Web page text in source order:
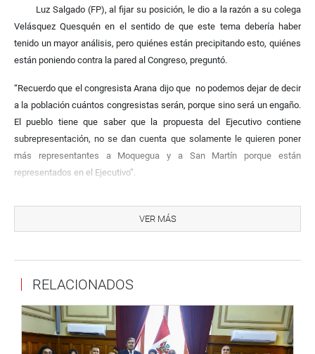
Luz Salgado (FP), al fijar su posición, le dio a la razón a su colega
Velásquez Quesquén en el sentido de que este tema debería haber
tenido un mayor análisis, pero quiénes están precipitando esto, quiénes
están poniendo contra la pared al Congreso, preguntó.
“Recuerdo que el congresista Arana dijo que no podemos dejar de decir
a la población cuántos congresistas serán, porque sino será un engaño.
El pueblo tiene que saber que la propuesta del Ejecutivo contiene
subrepresentación, no se dan cuenta que solamente le quieren poner
más representantes a Moquegua y a San Martín porque están
representados en el Ejecutivo”.
de acuerdo, hasta el lunes, por el número de congresistas, porque ni
siquiera hemos puesto en debate el principio de igualdad, pluralismo, de
‘me llevaron a un error en el referéndum’. Si ahora definimos el número
si se hace bajo una norma de desarrollo, sí podemos ponerle un tope”.
JUAN SHEPUT
VER MÁS
RELACIONADOS